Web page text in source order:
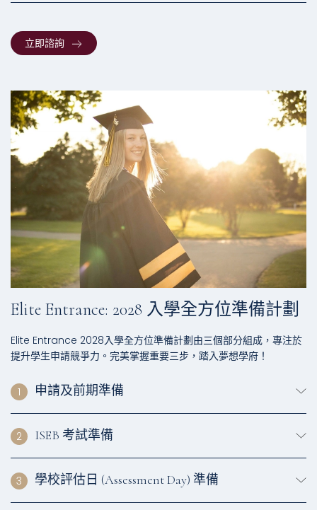
立即諮詢
Elite Entrance: 2028 入學全方位準備計劃
Elite Entrance 2028入學全方位準備計劃由三個部分組成，專注於
提升學生申請競爭力。完美掌握重要三步，踏入夢想學府！
1 申請及前期準備
2 ISEB 考試準備
3 學校評估日 (Assessment Day) 準備